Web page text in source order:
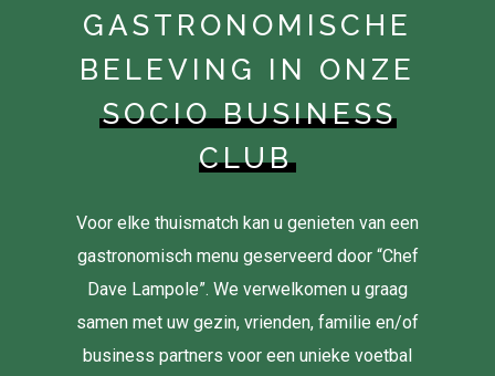
GASTRONOMISCHE
BELEVING IN ONZE
SOCIO BUSINESS
CLUB
Voor elke thuismatch kan u genieten van een
gastronomisch menu geserveerd door “Chef
Dave Lampole”. We verwelkomen u graag
samen met uw gezin, vrienden, familie en/of
business partners voor een unieke voetbal